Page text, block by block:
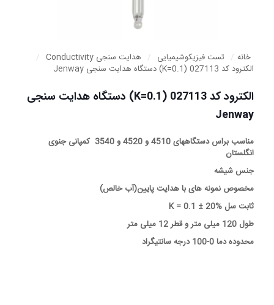
خانه / تست فیزیکوشیمیایی / هدایت سنجی Conductivity
/
الکترود کد 027113 (K=0.1) دستگاه هدایت سنجی Jenway
الکترود کد 027113 (K=0.1) دستگاه هدایت سنجی
Jenway
مناسب براس دستگاههای 4510 و 4520 و 3540 کمپانی جنوی
انگلستان
جنس شیشه
مخصوص نمونه های با هدایت پایین(آب خالص)
ثابت سل K = 0.1 ± 20%
طول 120 میلی متر و قطر 12 میلی متر
محدوده دما 0-100 درجه سانتیگراد